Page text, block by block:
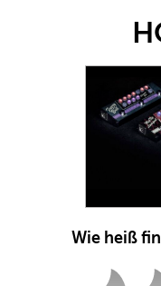
Wie heiß